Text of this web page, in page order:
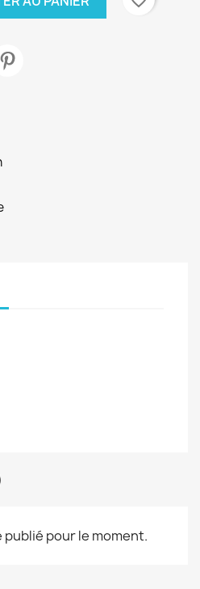
publié pour le moment.